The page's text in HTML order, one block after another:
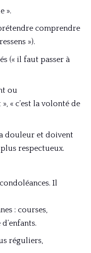
».
comprendre
»).
(« il faut passer à
ou
« c’est la volonté de
douleur et doivent
respectueux.
Il
: courses,
réguliers,